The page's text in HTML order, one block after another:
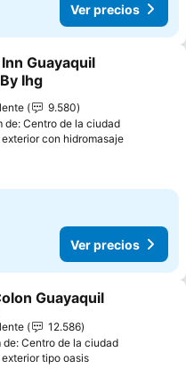
Ver precios
a favoritos
Guayaquil
Ihg
9.580
de: Centro de la ciudad
con hidromasaje
Ver precios
a favoritos
Guayaquil
12.586
de: Centro de la ciudad
tipo oasis